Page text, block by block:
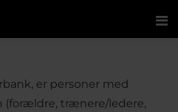
er personer med
trænere/ledere,